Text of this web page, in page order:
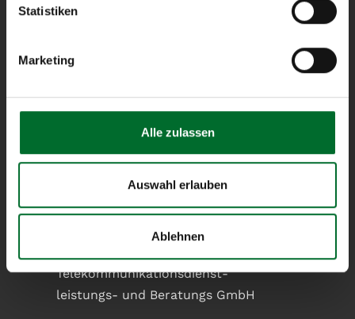
Statistiken
Marketing
Alle zulassen
Auswahl erlauben
Ablehnen
Products
Company
Contact
Contact
Telekommunikationsdienst-
leistungs- und Beratungs GmbH